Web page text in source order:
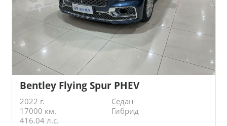
Bentley Flying Spur PHEV
2022 г.
Седан
17000 км.
Гибрид
416.04 л.с.